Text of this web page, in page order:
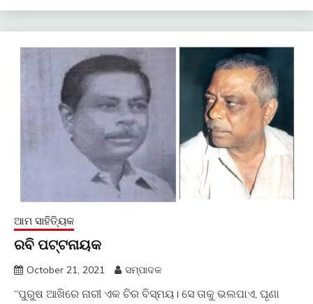
ଆମ ସାହିତ୍ୟିକ
ରବି ପଟ୍ଟନାୟକ
October 21, 2021 ସମ୍ପାଦକ
“ପୁରୁଷ ଆଖିରେ ନାରୀ ଏକ ଚିର ବିସ୍ମୟ। ସେ ତାକୁ ଭଲପାଏ, ଘୃଣା